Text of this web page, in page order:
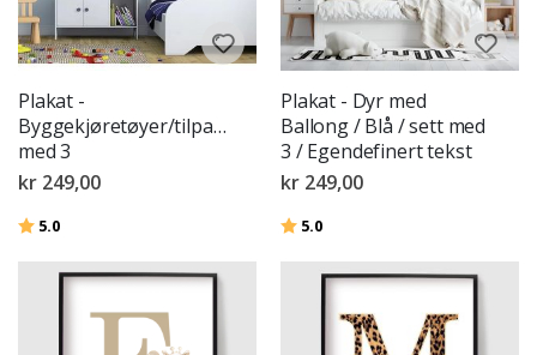
Plakat -
Byggekjøretøyer/tilpasse/sett
med 3
kr 249,00
Karakter:
5.0
Plakat - Dyr med
Ballong / Blå / sett med
3 / Egendefinert tekst
kr 249,00
Karakter:
5.0